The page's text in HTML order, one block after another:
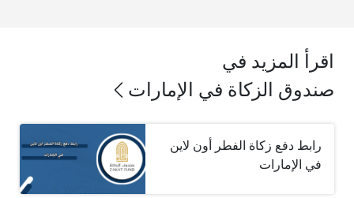
اقرأ المزيد في
صندوق الزكاة في الإمارات
رابط دفع زكاة الفطر أون لاين
في الإمارات